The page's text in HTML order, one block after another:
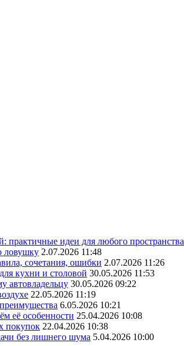
идеи для любого пространства
ловушку 2.07.2026 11:48
сочетания, ошибки 2.07.2026 11:26
кухни и столовой 30.05.2026 11:53
автовладельцу 30.05.2026 09:22
22.05.2026 11:19
6.05.2026 10:21
её особенности 25.04.2026 10:08
покупок 22.04.2026 10:38
без лишнего шума 5.04.2026 10:00